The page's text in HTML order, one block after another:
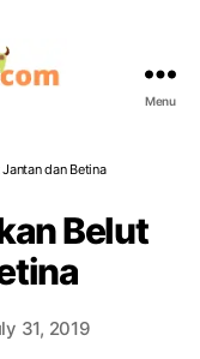
Menu
dan Betina
Belut
31, 2019